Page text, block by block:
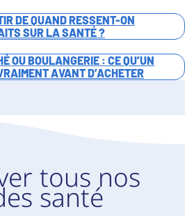
DE QUAND RESSENT-ON
SUR LA SANTÉ ?
OU BOULANGERIE : CE QU’UN
AVANT D’ACHETER
tous nos
santé